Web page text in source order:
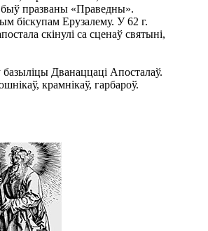
быў празваны «Праведны».
біскупам Ерузалему. У 62 г.
скінулі са сценаў святыні,
Дванаццаці Апосталаў.
крамнікаў, гарбароў.